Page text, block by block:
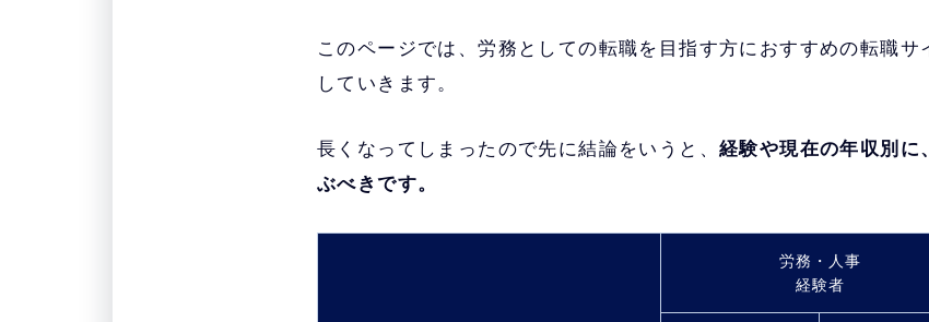
このページでは、労務としての転職を目指す方におすすめの転職サ
していきます。
長くなってしまったので先に結論をいうと、 経験や現在の年収別に
ぶべきです。
労務・人事
経験者